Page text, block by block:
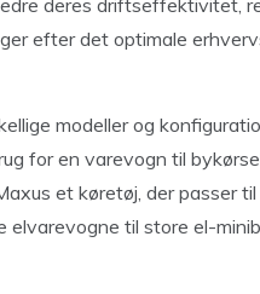
deres driftseffektivitet,
efter det optimale
modeller og
for en varevogn til
et køretøj, der passer
til store el-